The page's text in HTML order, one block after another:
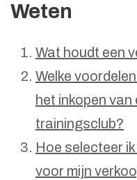
Weten
Wat houdt een
Welke
het inkopen
trainingsclub?
Hoe selecteer
voor mijn